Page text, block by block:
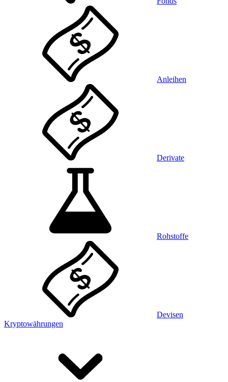
Anleihen
Derivate
Rohstoffe
Devisen
Kryptowährungen